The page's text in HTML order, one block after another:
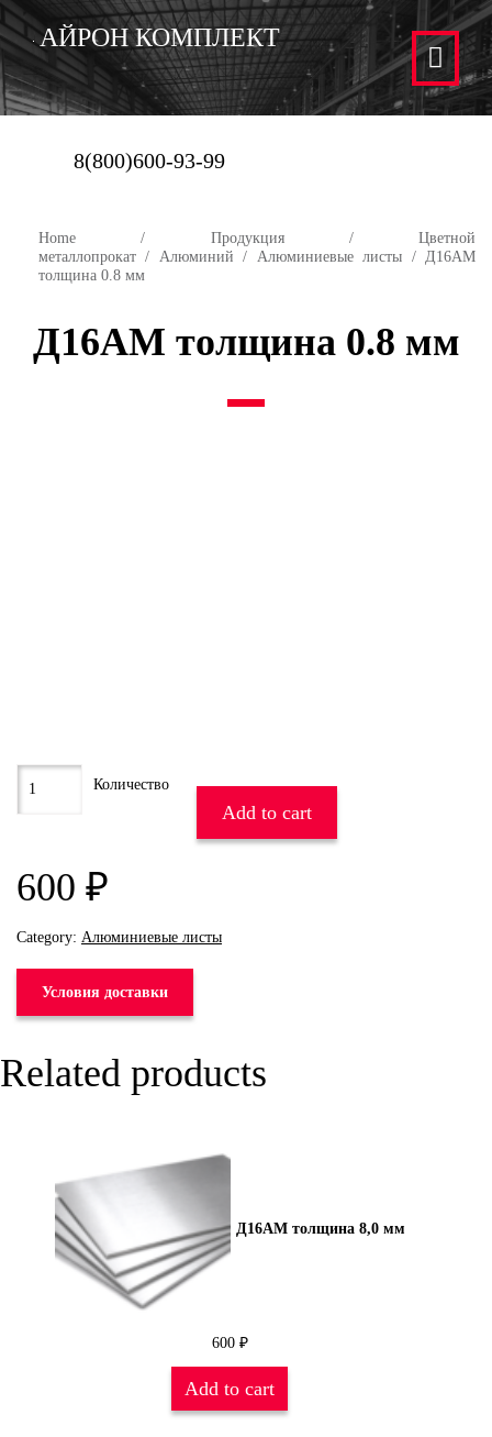
АЙРОН КОМПЛЕКТ
8(800)600-93-99
Home / Продукция/ Цветной
металлопрокат / Алюминий / Алюминиевые листы / Д16АМ
толщина 0.8 мм
Д16АМ толщина 0.8 мм
600 ₽
Add to cart
Category: Алюминиевые листы
Условия доставки
Related products
Д16АМ толщина 8,0 мм
600 ₽
Add to cart